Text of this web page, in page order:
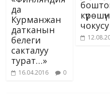
да
Курманжан
датканын
белеги
сакталуу
турат…»
16.04.2016 0
чокусу